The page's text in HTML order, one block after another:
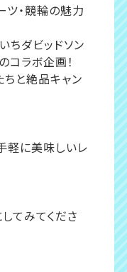
・競輪の魅力
ちダビッドソン
コラボ企画！
と絶品キャン
軽に美味しいレ
てみてくださ